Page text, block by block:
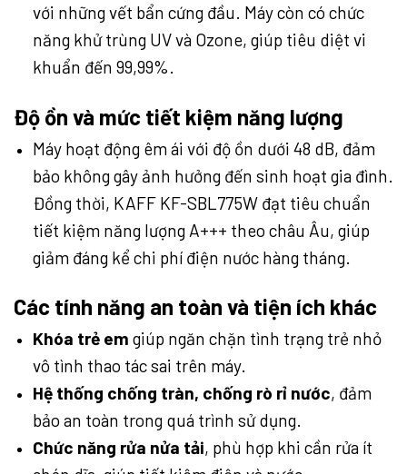
với những vết bẩn cứng đầu. Máy còn có chức
năng khử trùng UV và Ozone, giúp tiêu diệt vi
khuẩn đến 99,99%.
Độ ồn và mức tiết kiệm năng lượng
Máy hoạt động êm ái với độ ồn dưới 48 dB, đảm
bảo không gây ảnh hưởng đến sinh hoạt gia đình.
Đồng thời, KAFF KF-SBL775W đạt tiêu chuẩn
tiết kiệm năng lượng A+++ theo châu Âu, giúp
giảm đáng kể chi phí điện nước hàng tháng.
Các tính năng an toàn và tiện ích khác
Khóa trẻ em giúp ngăn chặn tình trạng trẻ nhỏ
vô tình thao tác sai trên máy.
Hệ thống chống tràn, chống rò rỉ nước, đảm
bảo an toàn trong quá trình sử dụng.
Chức năng rửa nửa tải, phù hợp khi cần rửa ít